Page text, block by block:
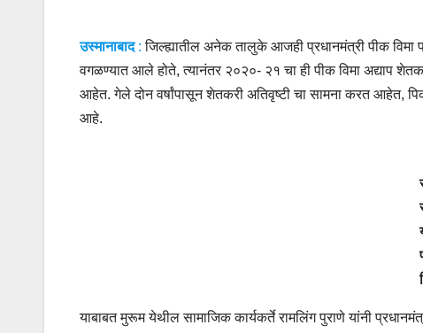
उस्मानाबाद :जिल्ह्यातील अनेक तालुके आजही प्रधानमंत्री पीक
वगळण्यात आले होते, त्यानंतर २०२०- २१ चा ही पीक विमा अद्याप
आहेत. गेले दोन वर्षांपासून शेतकरी अतिवृष्टी चा सामना करत आहेत,
आहे.
याबाबत मुरूम येथील सामाजिक कार्यकर्ते रामलिंग पुराणे यांनी